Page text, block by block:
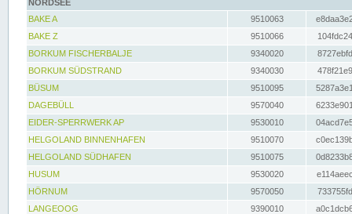
NORDSEE
BAKE A
9510063
BAKE Z
9510066
BORKUM FISCHERBALJE
9340020
BORKUM SÜDSTRAND
9340030
BÜSUM
9510095
DAGEBÜLL
9570040
EIDER-SPERRWERK AP
9530010
HELGOLAND BINNENHAFEN
9510070
HELGOLAND SÜDHAFEN
9510075
HUSUM
9530020
HÖRNUM
9570050
LANGEOOG
9390010